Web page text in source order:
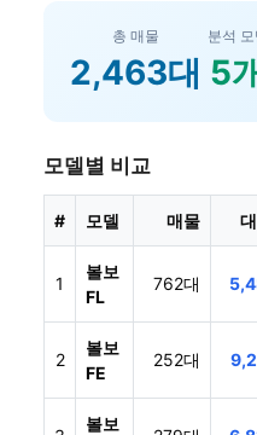
총 매물
2,463대
분석 모
5개
모델별 비교
# 모델 매물
1
볼보
FL
762대
2
볼보
FE
252대
볼보